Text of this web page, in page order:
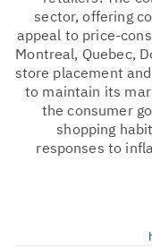
sector, offering
appeal to price-
Montreal, Quebec,
store placement
to maintain its
the consumer
shopping
responses to